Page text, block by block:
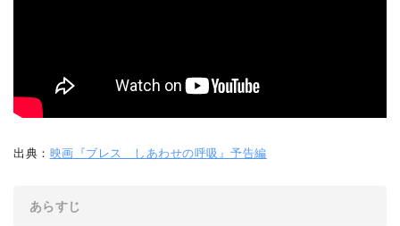
出典： 映画『ブレス しあわせの呼吸』予告編
あらすじ